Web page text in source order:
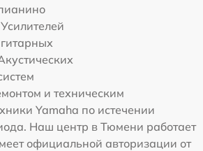
Усилителей
гитарных
и техническим
Yamaha по истечении
Наш центр в Тюмени работает
официальной авторизации от